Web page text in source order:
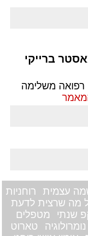
ברייקי
רפואה משלימה
עצמית
רוחניות
מה שרצית לדעת
שנתי
מטפלים
נומרולוגיה
טארוט